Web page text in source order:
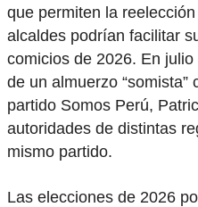
que permiten la
alcaldes podrían facilitar
comicios de 2026. En
de un almuerzo “somista”
partido Somos Perú,
autoridades de distintas
mismo partido.
Las elecciones de 2026